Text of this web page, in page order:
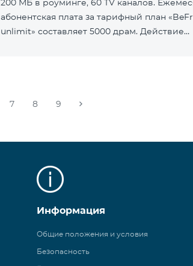
200 МБ в роуминге, 60 TV каналов.
абонентская плата за тарифный план
unlimit» составляет 5000 драм. Действие
7 8 9
Информация
Общие положения и условия
Безопасность